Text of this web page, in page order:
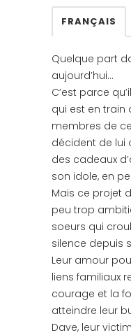
FRANÇAIS
Quelque part
aujourd’hui…
C’est parce
qui est en train
membres de
décident de lui
des cadeaux
son idole, en
Mais ce projet
peu trop
soeurs qui
silence depuis
Leur amour
liens familiaux
courage et la
atteindre leur
Dave, leur